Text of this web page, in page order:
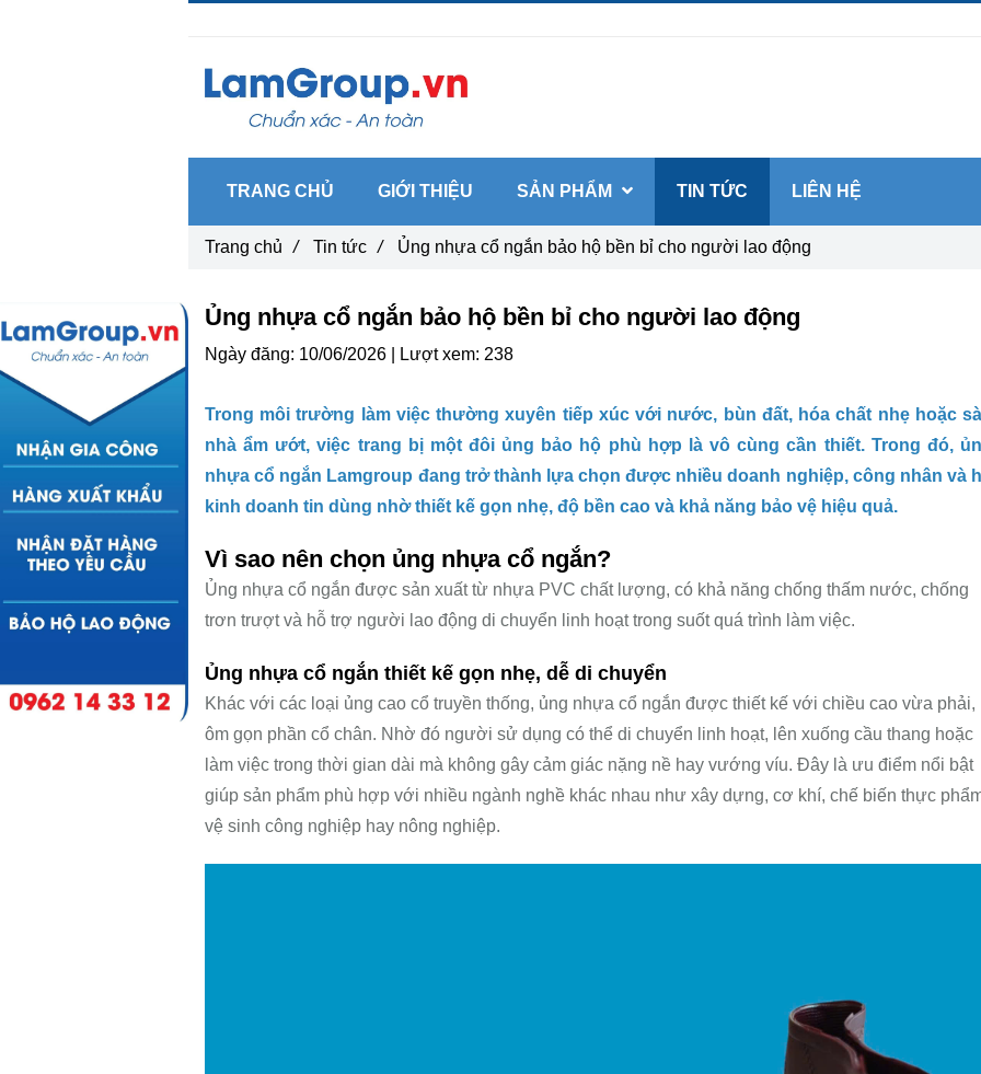
Ủng nhựa cổ ngắn bảo hộ bền bỉ cho người lao động
Ngày đăng: 10/06/2026 | Lượt xem: 238
Trong môi trường làm việc thường xuyên tiếp xúc với nước, bùn đất, hóa chất nhẹ hoặc
nhà ẩm ướt, việc trang bị một đôi ủng bảo hộ phù hợp là vô cùng cần thiết. Trong đó,
nhựa cổ ngắn Lamgroup đang trở thành lựa chọn được nhiều doanh nghiệp, công nhân và
kinh doanh tin dùng nhờ thiết kế gọn nhẹ, độ bền cao và khả năng bảo vệ hiệu quả.
Vì sao nên chọn ủng nhựa cổ ngắn?
Ủng nhựa cổ ngắn được sản xuất từ nhựa PVC chất lượng, có khả năng chống thấm nước, chống
trơn trượt và hỗ trợ người lao động di chuyển linh hoạt trong suốt quá trình làm việc.
Ủng nhựa cổ ngắn thiết kế gọn nhẹ, dễ di chuyển
Khác với các loại ủng cao cổ truyền thống, ủng nhựa cổ ngắn được thiết kế với chiều cao vừa phải,
ôm gọn phần cổ chân. Nhờ đó người sử dụng có thể di chuyển linh hoạt, lên xuống cầu thang hoặc
làm việc trong thời gian dài mà không gây cảm giác nặng nề hay vướng víu. Đây là ưu điểm nổi bật
giúp sản phẩm phù hợp với nhiều ngành nghề khác nhau như xây dựng, cơ khí, chế biến thực
vệ sinh công nghiệp hay nông nghiệp.
Trang chủ / Tin tức / Ủng nhựa cổ ngắn bảo hộ bền bỉ cho người lao động
TRANG CHỦ GIỚI THIỆU SẢN PHẨM TIN TỨC LIÊN HỆ